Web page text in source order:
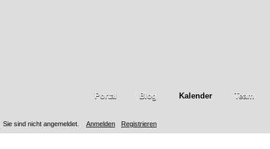
Sie sind nicht angemeldet. Anmelden Registrieren
Portal Blog Kalender Team